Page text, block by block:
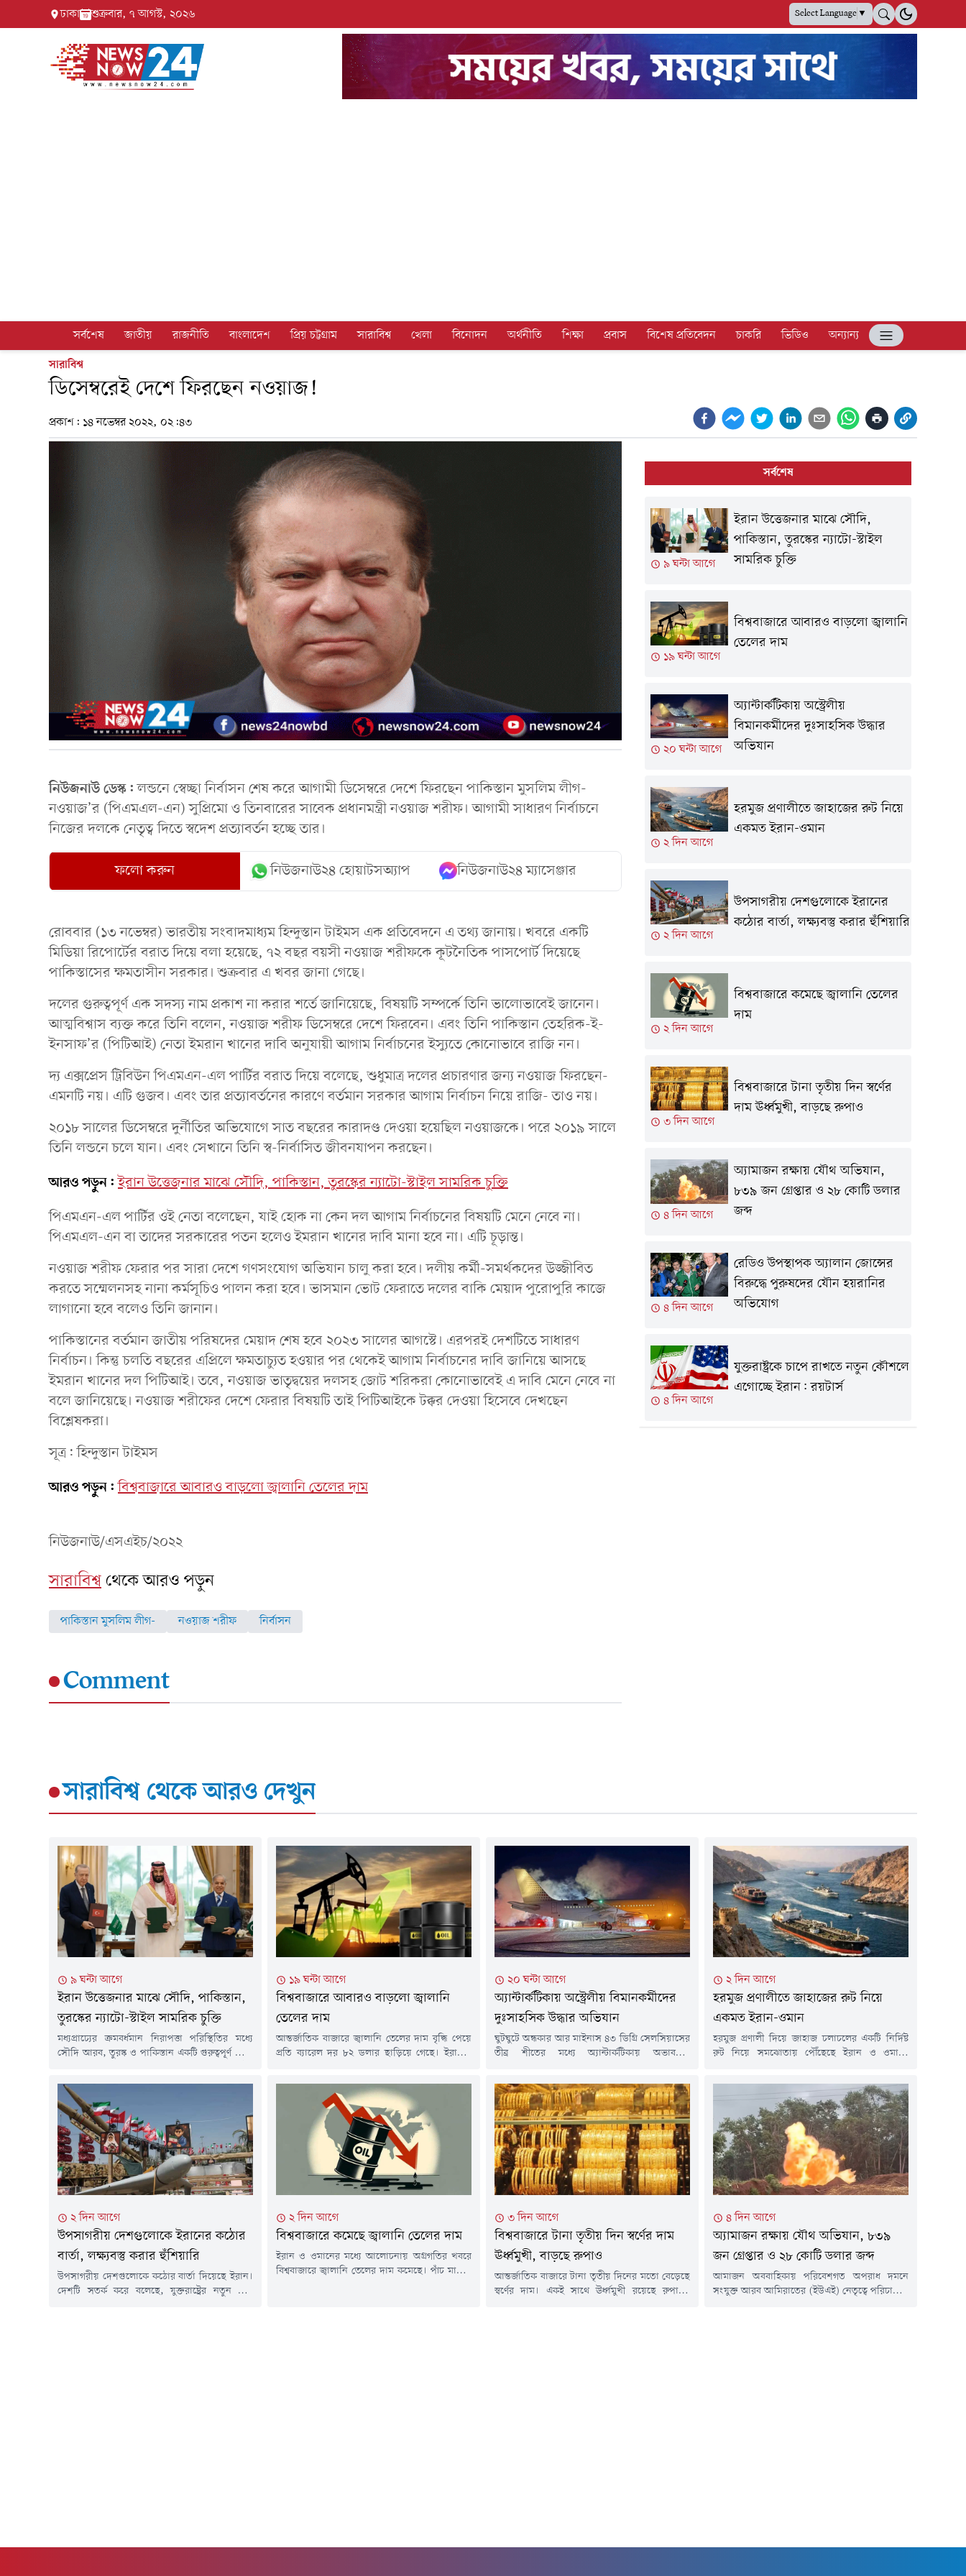
ঢাকা শুক্রবার, ৭ আগস্ট, ২০২৬ Select Language▼
সর্বশেষ জাতীয় রাজনীতি বাংলাদেশ প্রিয় চট্টগ্রাম সারাবিশ্ব খেলা বিনোদন অর্থনীতি শিক্ষা প্রবাস বিশেষ প্রতিবেদন চাকরি ভিডিও
অন্যান্য
সারাবিশ্ব
ডিসেম্বরেই দেশে ফিরছেন নওয়াজ!
প্রকাশ: ১৪ নভেম্বর ২০২২, ০২:৪৩
নিউজনাউ ডেস্ক:লন্ডনে স্বেচ্ছা নির্বাসন শেষ করে আগামী ডিসেম্বরে দেশে ফিরছেন পাকিস্তান মুসলিম লীগ-
নওয়াজ’র (পিএমএল-এন) সুপ্রিমো ও তিনবারের সাবেক প্রধানমন্ত্রী নওয়াজ শরীফ। আগামী সাধারণ নির্বাচনে
নিজের দলকে নেতৃত্ব দিতে স্বদেশ প্রত্যাবর্তন হচ্ছে তার।
ফলো করুন নিউজনাউ২৪ হোয়াটসঅ্যাপ নিউজনাউ২৪ ম্যাসেঞ্জার
রোববার (১৩ নভেম্বর) ভারতীয় সংবাদমাধ্যম হিন্দুস্তান টাইমস এক প্রতিবেদনে এ তথ্য জানায়। খবরে একটি
মিডিয়া রিপোর্টের বরাত দিয়ে বলা হয়েছে, ৭২ বছর বয়সী নওয়াজ শরীফকে কূটনৈতিক পাসপোর্ট দিয়েছে
পাকিস্তাসের ক্ষমতাসীন সরকার। শুক্রবার এ খবর জানা গেছে।
দলের গুরুত্বপূর্ণ এক সদস্য নাম প্রকাশ না করার শর্তে জানিয়েছে, বিষয়টি সম্পর্কে তিনি ভালোভাবেই জানেন।
আত্মবিশ্বাস ব্যক্ত করে তিনি বলেন, নওয়াজ শরীফ ডিসেম্বরে দেশে ফিরবেন। এবং তিনি পাকিস্তান তেহরিক-ই-
ইনসাফ’র (পিটিআই) নেতা ইমরান খানের দাবি অনুযায়ী আগাম নির্বাচনের ইস্যুতে কোনোভাবে রাজি নন।
দ্য এক্সপ্রেস ট্রিবিউন পিএমএন-এল পার্টির বরাত দিয়ে বলেছে, শুধুমাত্র দলের প্রচারণার জন্য নওয়াজ ফিরছেন-
এমনটি নয়। এটি গুজব। এবং তার প্রত্যাবর্তনের কারণে বর্তমান সরকার আগাম নির্বাচন নিয়ে রাজি- তাও নয়।
২০১৮ সালের ডিসেম্বরে দুর্নীতির অভিযোগে সাত বছরের কারাদণ্ড দেওয়া হয়েছিল নওয়াজকে। পরে ২০১৯ সালে
তিনি লন্ডনে চলে যান। এবং সেখানে তিনি স্ব-নির্বাসিত জীবনযাপন করছেন।
আরও পড়ুন: ইরান উত্তেজনার মাঝে সৌদি, পাকিস্তান, তুরস্কের ন্যাটো-স্টাইল সামরিক চুক্তি
পিএমএন-এল পার্টির ওই নেতা বলেছেন, যাই হোক না কেন দল আগাম নির্বাচনের বিষয়টি মেনে নেবে না।
পিএমএল-এন বা তাদের সরকারের পতন হলেও ইমরান খানের দাবি মানা হবে না। এটি চূড়ান্ত।
নওয়াজ শরীফ ফেরার পর সারা দেশে গণসংযোগ অভিযান চালু করা হবে। দলীয় কর্মী-সমর্থকদের উজ্জীবিত
করতে সম্মেলনসহ নানা কর্মসূচিও পালন করা হবে। ভাসমান ভোট ফেরাতে দলের বাকি মেয়াদ পুরোপুরি কাজে
লাগানো হবে বলেও তিনি জানান।
পাকিস্তানের বর্তমান জাতীয় পরিষদের মেয়াদ শেষ হবে ২০২৩ সালের আগস্টে। এরপরই দেশটিতে সাধারণ
নির্বাচন। কিন্তু চলতি বছরের এপ্রিলে ক্ষমতাচ্যুত হওয়ার পর থেকেই আগাম নির্বাচনের দাবি জানিয়ে আসছে
ইমরান খানের দল পিটিআই। তবে, নওয়াজ ভাতৃদ্বয়ের দলসহ জোট শরিকরা কোনোভাবেই এ দাবি মেনে নেবে না
বলে জানিয়েছে। নওয়াজ শরীফের দেশে ফেরার বিষয়টি তাই পিটিআইকে টক্কর দেওয়া হিসেবে দেখছেন
বিশ্লেষকরা।
সূত্র: হিন্দুস্তান টাইমস
আরও পড়ুন: বিশ্ববাজারে আবারও বাড়লো জ্বালানি তেলের দাম
নিউজনাউ/এসএইচ/২০২২
সারাবিশ্বথেকে আরও পড়ুন
পাকিস্তান মুসলিম লীগ- নওয়াজ শরীফ নির্বাসন
Comment
সর্বশেষ
৯ ঘন্টা আগে
ইরান উত্তেজনার মাঝে সৌদি,
পাকিস্তান, তুরস্কের ন্যাটো-স্টাইল
সামরিক চুক্তি
১৯ ঘন্টা আগে
বিশ্ববাজারে আবারও বাড়লো জ্বালানি
তেলের দাম
২০ ঘন্টা আগে
অ্যান্টার্কটিকায় অস্ট্রেলীয়
বিমানকর্মীদের দুঃসাহসিক উদ্ধার
অভিযান
২ দিন আগে
হরমুজ প্রণালীতে জাহাজের রুট নিয়ে
একমত ইরান-ওমান
২ দিন আগে
উপসাগরীয় দেশগুলোকে ইরানের
কঠোর বার্তা, লক্ষ্যবস্তু করার হুঁশিয়ারি
২ দিন আগে
বিশ্ববাজারে কমেছে জ্বালানি তেলের
দাম
৩ দিন আগে
বিশ্ববাজারে টানা তৃতীয় দিন স্বর্ণের
দাম ঊর্ধ্বমুখী, বাড়ছে রুপাও
৪ দিন আগে
অ্যামাজন রক্ষায় যৌথ অভিযান,
৮৩৯ জন গ্রেপ্তার ও ২৮ কোটি ডলার
জব্দ
৪ দিন আগে
রেডিও উপস্থাপক অ্যালান জোন্সের
বিরুদ্ধে পুরুষদের যৌন হয়রানির
অভিযোগ
৪ দিন আগে
যুক্তরাষ্ট্রকে চাপে রাখতে নতুন কৌশলে
এগোচ্ছে ইরান: রয়টার্স
সারাবিশ্ব থেকে আরও দেখুন
৯ ঘন্টা আগে
ইরান উত্তেজনার মাঝে সৌদি, পাকিস্তান,
তুরস্কের ন্যাটো-স্টাইল সামরিক চুক্তি
মধ্যপ্রাচ্যের ক্রমবর্ধমান নিরাপত্তা পরিস্থিতির মধ্যে
সৌদি আরব, তুরস্ক ও পাকিস্তান একটি গুরুত্বপূর্ণ যৌথ
উচ্চপর্যায়ের বৈঠকে তিন দেশের শীর্ষ নেতারা এ চুক্তির
অনুমোদন দেন। বিশ্লেষকদের মতে, এই সমঝোতা শুধু
তিন দেশের সামরিক সহযোগিতা আরও জোরদার
করবে না, বরং মধ্যপ্রাচ্যের ভূরাজনৈতিক ভারসাম্যেও
উল্লেখযোগ্য প্রভাব ফেলতে পারে।চুক্তির...
১৯ ঘন্টা আগে
বিশ্ববাজারে আবারও বাড়লো জ্বালানি
তেলের দাম
আন্তর্জাতিক বাজারে জ্বালানি তেলের দাম বৃদ্ধি পেয়ে
প্রতি ব্যারেল দর ৮২ ডলার ছাড়িয়ে গেছে। ইরানের
ইসরাইলি এবং অন্যান্য 'শত্রুভাবাপন্ন' জাহাজকে
হরমুজ প্রণালি অতিক্রম করতে না দেওয়ার প্রস্তাবসহ
একটি খসড়া বিল পর্যালোচনা করছে দেশটির একটি
সংসদীয় কমিটি।বৃহস্পতিবার (৬ আগস্ট) আন্তর্জাতিক
মানদণ্ড ব্রেন্ট ক্রুডের দর...
২০ ঘন্টা আগে
অ্যান্টার্কটিকায় অস্ট্রেলীয় বিমানকর্মীদের
দুঃসাহসিক উদ্ধার অভিযান
ঘুটঘুটে অন্ধকার আর মাইনাস ৪৩ ডিগ্রি সেলসিয়াসের
তীব্র শীতের মধ্যে অ্যান্টার্কটিকায় অভাবনীয়
বিমানকর্মী দল। যুক্তরাষ্ট্রের অ্যান্টার্কটিক অভিযানের
অসুস্থ এক সদস্যকে জরুরি চিকিৎসাসেবা দিতে এই
জটিল ও ঝুঁকিপূর্ণ বিমান মিশন পরিচালনা করা হয়।
অস্ট্রেলিয়ার বিমান পরিবহন সংস্থা স্কাইট্রেডার্স জানায়,
ম্যাকমুর্ডো স্টেশন থেকে জরুরি ভিত্তিতে এক
রোগীকে...
২ দিন আগে
হরমুজ প্রণালীতে জাহাজের রুট নিয়ে
একমত ইরান-ওমান
হরমুজ প্রণালী দিয়ে জাহাজ চলাচলের একটি নির্দিষ্ট
রুট নিয়ে সমঝোতায় পৌঁছেছে ইরান ও ওমান।
সংশ্লিষ্টতা নেই। তবে মার্কিন প্রেসিডেন্ট ডোনাল্ড ট্রাম্প
দাবি করেছেন যে যুক্তরাষ্ট্রের সঙ্গে হরমুজ নিয়ে
আলোচনা বেশ ভালোভাবে এগোচ্ছে।বুধবার (৫
আগস্ট) ইরান ও ওমান প্রণালীটির মধ্য দিয়ে প্রস্তাবিত
শিপিং রুটের...
২ দিন আগে
উপসাগরীয় দেশগুলোকে ইরানের কঠোর
বার্তা, লক্ষ্যবস্তু করার হুঁশিয়ারি
উপসাগরীয় দেশগুলোকে কঠোর বার্তা দিয়েছে ইরান।
দেশটি সতর্ক করে বলেছে, যুক্তরাষ্ট্রের নতুন করে
২ দিন আগে
বিশ্ববাজারে কমেছে জ্বালানি তেলের দাম
ইরান ও ওমানের মধ্যে আলোচনায় অগ্রগতির খবরে
বিশ্ববাজারে জ্বালানি তেলের দাম কমেছে। পাঁচ মাসের
৩ দিন আগে
বিশ্ববাজারে টানা তৃতীয় দিন স্বর্ণের দাম
ঊর্ধ্বমুখী, বাড়ছে রুপাও
আন্তর্জাতিক বাজারে টানা তৃতীয় দিনের মতো বেড়েছে
স্বর্ণের দাম। একই সাথে ঊর্ধ্বমুখী রয়েছে রুপাসহ
৪ দিন আগে
অ্যামাজন রক্ষায় যৌথ অভিযান, ৮৩৯
জন গ্রেপ্তার ও ২৮ কোটি ডলার জব্দ
আমাজন অববাহিকায় পরিবেশগত অপরাধ দমনে
সংযুক্ত আরব আমিরাতের (ইউএই) নেতৃত্বে পরিচালিত